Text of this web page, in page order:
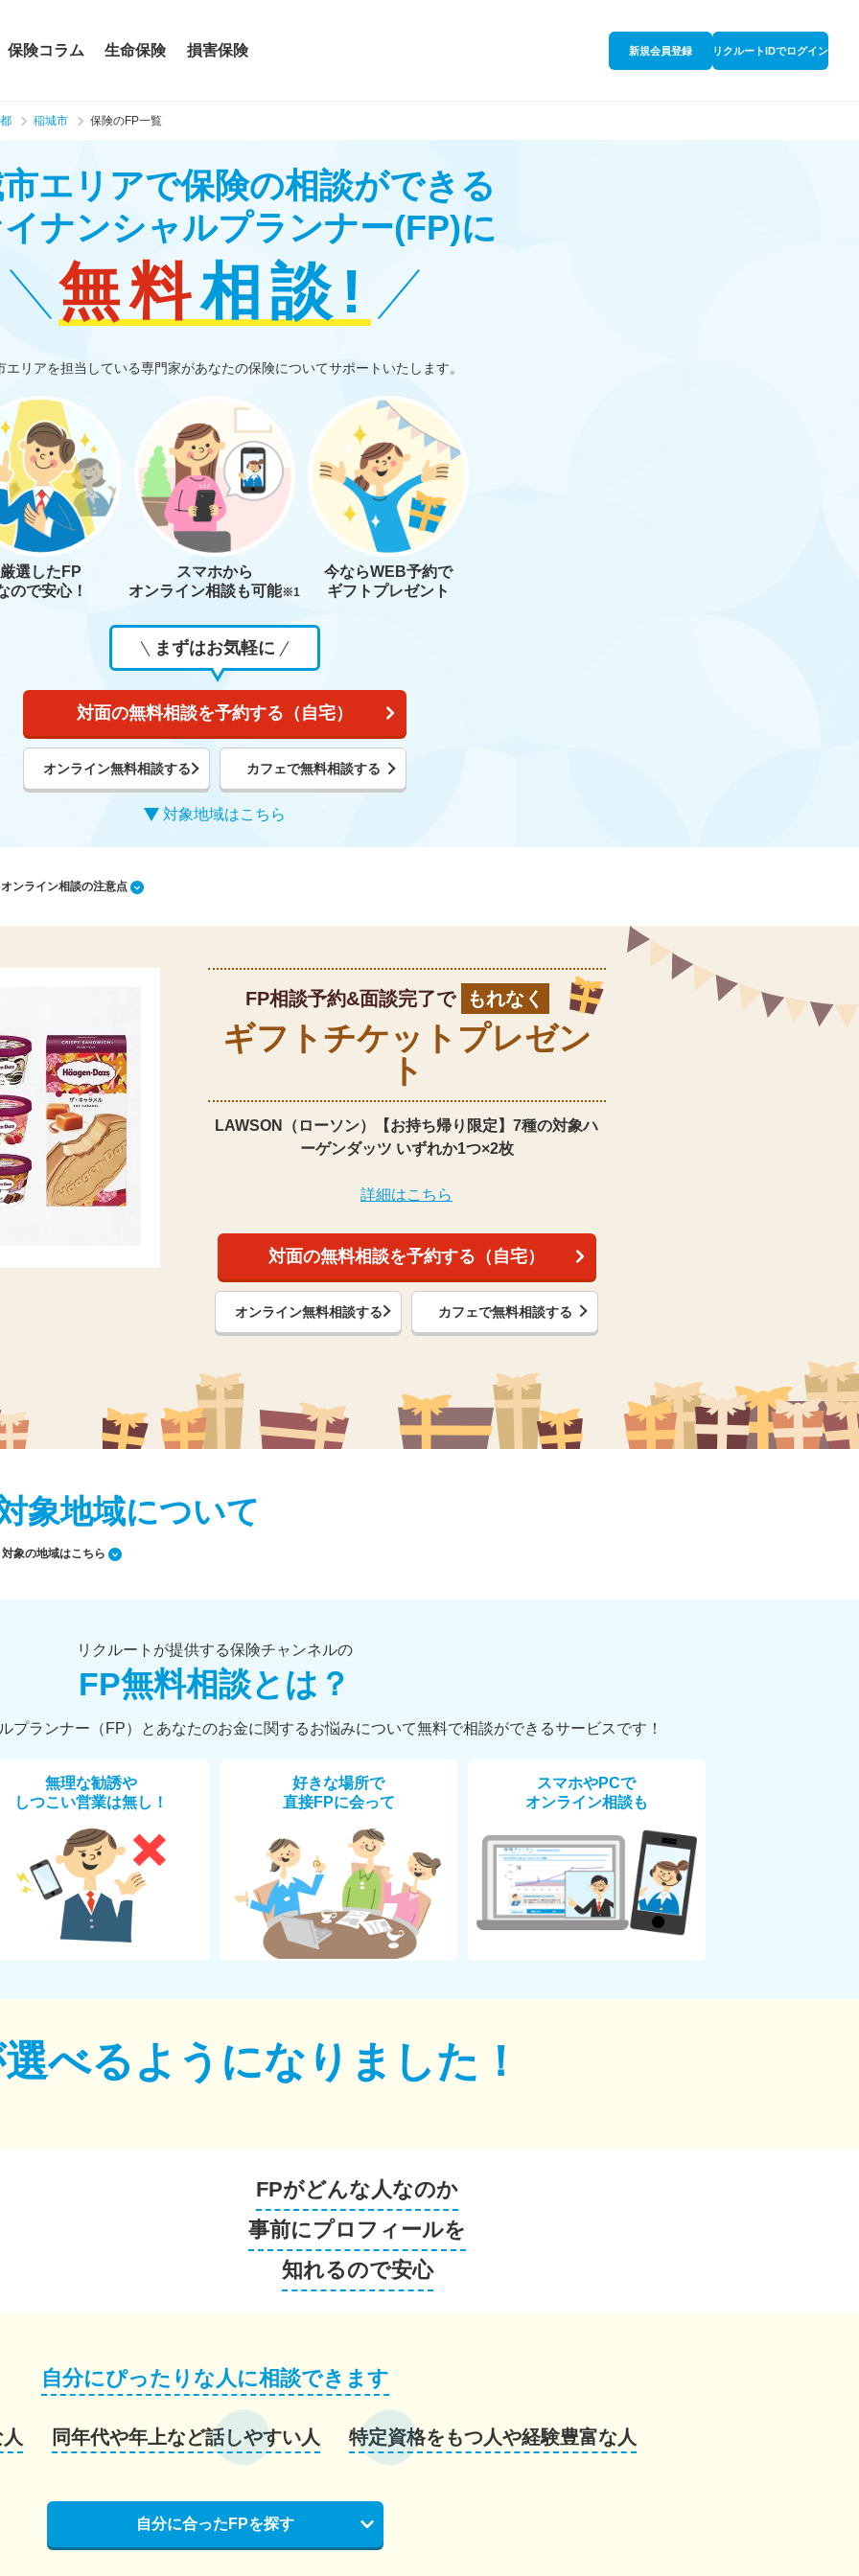
保険コラム 生命保険 損害保険 新規会員登録 リクルートIDでログイン
稲城市 保険のFP一覧
エリアで保険の相談ができる
ナンシャルプランナー(FP)に
無料相談!
エリアを担当している専門家があなたの保険についてサポートいたします。
厳選したFP
ので安心！
スマホから
オンライン相談も可能※1
今ならWEB予約で
ギフトプレゼント
まずはお気軽に
対面の無料相談を予約する（自宅）
オンライン無料相談する カフェで無料相談する
対象地域はこちら
ンライン相談の注意点
FP相談予約&面談完了で もれなく
ギフトチケット プレゼン
ト
LAWSON（ローソン）【お持ち帰り限定】 7種の対象ハ
ーゲンダッツ いずれか1つ×2枚
詳細はこちら
対面の無料相談を予約する（自宅）
オンライン無料相談する カフェで無料相談する
象地域について
対象の地域はこちら
リクルートが提供する保険チャンネルの
FP無料相談とは？
プランナー（FP）とあなたのお金に関するお悩みについて無料で相談ができるサービスです！
無理な勧誘や
しつこい営業は無し！
好きな場所で
直接FPに会って
スマホやPCで
オンライン相談も
べるようになりました！
FPがどんな人なのか
事前にプロフィールを
知れるので安心
自分にぴったりな人に相談できます
同年代や年上など話しやすい人 特定資格をもつ人や経験豊富な人
自分に合ったFPを探す